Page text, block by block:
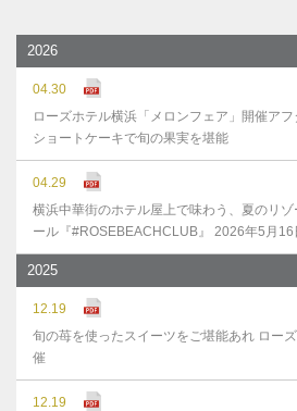
2026
04.30
ローズホテル横浜「メロンフェア」開催アフ
ショートケーキで旬の果実を堪能
04.29
横浜中華街のホテル屋上で味わう、夏のリ
ール『#ROSEBEACHCLUB』 2026年5月16
2025
12.19
旬の苺を使ったスイーツをご堪能あれ ロー
催
12.19